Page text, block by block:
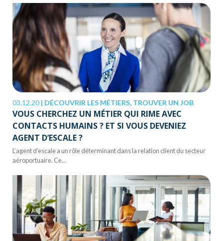
03.12.20 | DÉCOUVRIR LES MÉTIERS, TROUVER UN JOB
VOUS CHERCHEZ UN MÉTIER QUI RIME AVEC
CONTACTS HUMAINS ? ET SI VOUS DEVENIEZ
AGENT D’ESCALE ?
L’agent d’escale a un rôle déterminant dans la relation client du secteur
aéroportuaire. Ce...